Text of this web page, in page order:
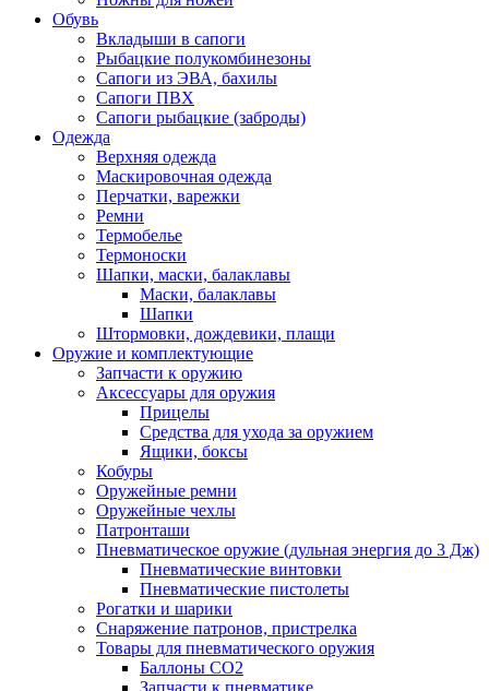
Обувь
Вкладыши в сапоги
Рыбацкие полукомбинезоны
Сапоги из ЭВА, бахилы
Сапоги ПВХ
Сапоги рыбацкие (заброды)
Одежда
Верхняя одежда
Маскировочная одежда
Перчатки, варежки
Ремни
Термобелье
Термоноски
Шапки, маски, балаклавы
Маски, балаклавы
Шапки
Штормовки, дождевики, плащи
Оружие и комплектующие
Запчасти к оружию
Аксессуары для оружия
Прицелы
Средства для ухода за оружием
Ящики, боксы
Кобуры
Оружейные ремни
Оружейные чехлы
Патронташи
Пневматическое оружие (дульная энергия до 3 Дж)
Пневматические винтовки
Пневматические пистолеты
Рогатки и шарики
Снаряжение патронов, пристрелка
Товары для пневматического оружия
Баллоны СО2
Запчасти к пневматике